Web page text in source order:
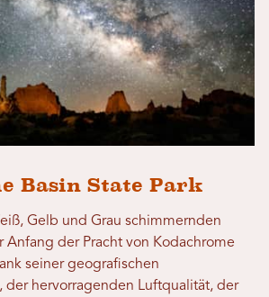
Basin State Park
Gelb und Grau schimmernden
Anfang der Pracht von Kodachrome
seiner geografischen
hervorragenden Luftqualität, der